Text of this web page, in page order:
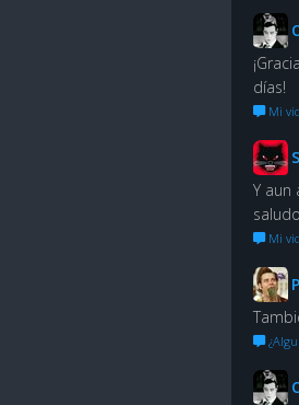
días!
Mi
Y aun
Mi